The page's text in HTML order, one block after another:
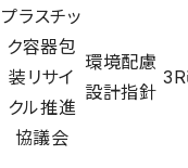
ポジションペーパー
設立趣旨
組織概要
組織図
CLOMA会員リスト
オブザーバー・関係
会員の属性
入会のご案内
入会のメリット
FAQ
入会・退会に関する
プラスチッ
ク容器包
装リサイ
クル推進
協議会
環境配慮
設計指針